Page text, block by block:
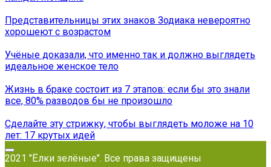
Представительницы этих знаков Зодиака невероятно
хорошеют с возрастом
Учёные доказали, что именно так и должно выглядеть
идеальное женское тело
Жизнь в браке состоит из 7 этапов: если бы это знали
все, 80% разводов бы не произошло
Сделайте эту стрижку, чтобы выглядеть моложе на 10
лет: 17 крутых идей
2021 "Ёлки зелёные". Все права защищены